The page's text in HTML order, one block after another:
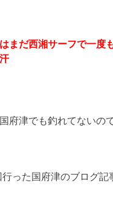
まだ西湘サーフで一度
府津でも釣れてないの
った国府津のブログ記